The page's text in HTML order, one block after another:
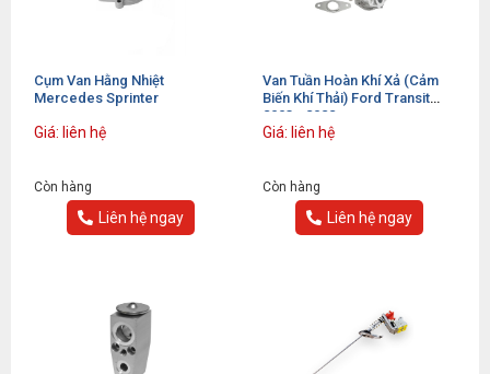
Cụm Van Hằng Nhiệt
Mercedes Sprinter
Giá: liên hệ
Còn hàng
Liên hệ ngay
Van Tuần Hoàn Khí Xả (cảm
Biến Khí Thải) Ford Transit
2003 - 2022
Giá: liên hệ
Còn hàng
Liên hệ ngay